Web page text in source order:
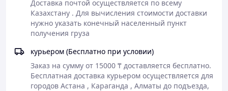
это наиболее популярный вариант, ведь такая
игрушка, универсальный помощник. Он сам по себе
является прорезывателем. К нему можно крепить
игрушку или соску, ну а сам держатель с помощью
клипсы крепится к одежде или к коляске малыша,
благодаря чему, малыш не уронит ничего.
Доставка почтой осуществляется по всему
Казахстану . Для вычисления стоимости доставки
нужно указать конечный населенный пункт
получения груза
курьером (Бесплатно при условии)
Заказ на сумму от 15000 ₸ доставляется бесплатно.
Бесплатная доставка курьером осуществляется для
городов Астана , Караганда , Алматы до подъезда,